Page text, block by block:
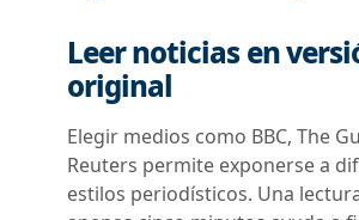
Leer noticias en
original
Elegir medios como BBC, The
Reuters permite exponerse a
estilos periodísticos. Una